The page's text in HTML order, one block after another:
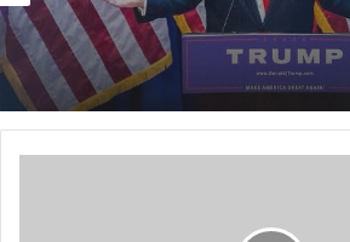
الولايات المتحدة تعلق خدمات التأشيرات في
نواكشوط و 22 دولة إفريقية اعتبارًا من 1 أغسطس